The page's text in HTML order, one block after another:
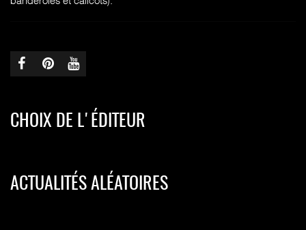
CHOIX DE L'ÉDITEUR
ACTUALITÉS ALÉATOIRES